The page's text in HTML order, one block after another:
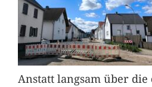
Anstatt langsam über